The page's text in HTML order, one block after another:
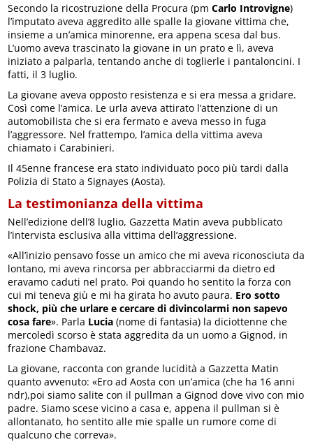
Secondo la ricostruzione della Procura (pmCarlo Introvigne)
l’imputato aveva aggredito alle spalle la giovane vittima che,
insieme a un’amica minorenne, era appena scesa dal bus.
L’uomo aveva trascinato la giovane in un prato e lì, aveva
iniziato a palparla, tentando anche di toglierle i pantaloncini. I
fatti, il 3 luglio.
La giovane aveva opposto resistenza e si era messa a gridare.
Così come l’amica. Le urla aveva attirato l’attenzione di un
automobilista che si era fermato e aveva messo in fuga
l’aggressore. Nel frattempo, l’amica della vittima aveva
chiamato i Carabinieri.
Il 45enne francese era stato individuato poco più tardi dalla
Polizia di Stato a Signayes (Aosta).
La testimonianza della vittima
Nell’edizione dell’8 luglio, Gazzetta Matin aveva pubblicato
l’intervista esclusiva alla vittima dell’aggressione.
«All’inizio pensavo fosse un amico che mi aveva riconosciuta da
lontano, mi aveva rincorsa per abbracciarmi da dietro ed
eravamo caduti nel prato. Poi quando ho sentito la forza con
cui mi teneva giù e mi ha girata ho avuto paura. Ero sotto
shock, più che urlare e cercare di divincolarmi non sapevo
cosa fare». Parla Lucia (nome di fantasia) la diciottenne che
mercoledì scorso è stata aggredita da un uomo a Gignod, in
frazione Chambavaz.
La giovane, racconta con grande lucidità a Gazzetta Matin
quanto avvenuto: «Ero ad Aosta con un’amica (che ha 16 anni
ndr),poi siamo salite con il pullman a Gignod dove vivo con mio
padre. Siamo scese vicino a casa e, appena il pullman si è
allontanato, ho sentito alle mie spalle un rumore come di
qualcuno che correva».